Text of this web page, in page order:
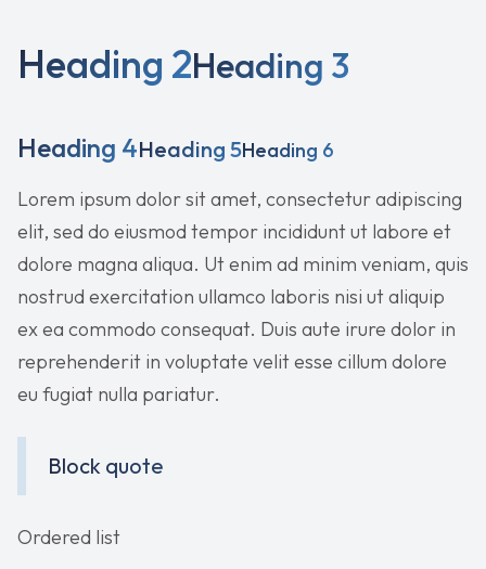
Heading 2Heading 3
Heading 4Heading 5Heading 6
Lorem ipsum dolor sit amet, consectetur adipiscing
elit, sed do eiusmod tempor incididunt ut labore et
dolore magna aliqua. Ut enim ad minim veniam, quis
nostrud exercitation ullamco laboris nisi ut aliquip
ex ea commodo consequat. Duis aute irure dolor in
reprehenderit in voluptate velit esse cillum dolore
eu fugiat nulla pariatur.
Block quote
Ordered list